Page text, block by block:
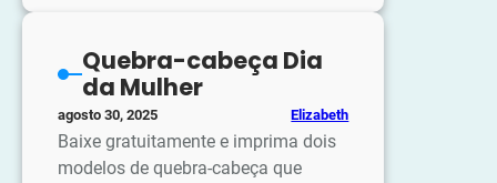
Mundo
Quebra-cabeça Dia
da Mulher
agosto 30, 2025 Elizabeth
Baixe gratuitamente e imprima dois
modelos de quebra-cabeça que